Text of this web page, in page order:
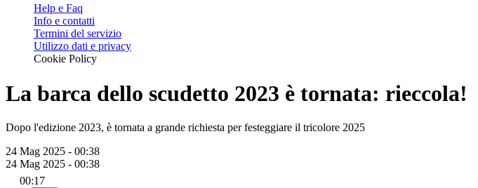
Help e Faq
Info e contatti
Termini del servizio
Utilizzo dati e privacy
Cookie Policy
La barca dello scudetto 2023 è tornata: rieccola!
Dopo l'edizione 2023, è tornata a grande richiesta per festeggiare il tricolore 2025
24 Mag 2025 - 00:38
24 Mag 2025 - 00:38
00:17